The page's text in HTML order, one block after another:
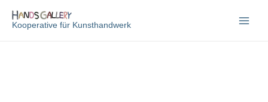
InhaltKooperative für Kunsthandwerk